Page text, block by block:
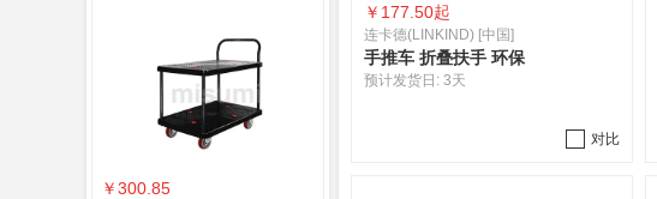
￥300.85
￥ 177.50起
连卡德(LINKIND) [中国]
手推车 折叠扶手 环保
预计发货日: 3天
对比